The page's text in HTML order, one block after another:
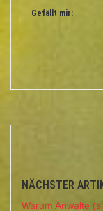
Gefällt mir:
NÄCHSTER
Warum Anwälte